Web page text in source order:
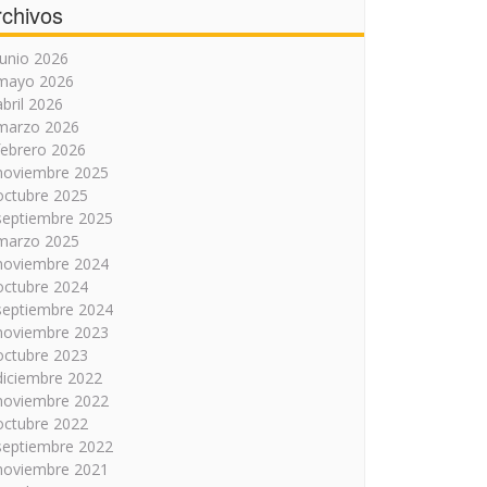
2026
2026
2026
2026
2026
2025
2025
2025
2025
2024
2024
2024
2023
2023
2022
2022
2022
2022
2021